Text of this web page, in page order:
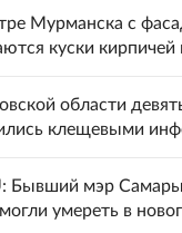
Мурманска с
куски кирпичей
области
клещевыми
Бывший мэр Самары
умереть в